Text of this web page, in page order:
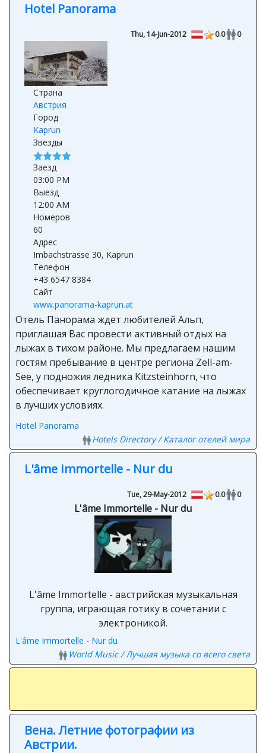
Hotel Panorama
Thu, 14-Jun-2012 0.0 0
Страна
Австрия
Город
Kaprun
Звезды
Заезд
03:00 PM
Выезд
12:00 AM
Номеров
60
Адрес
Imbachstrasse 30, Kaprun
Телефон
+43 6547 8384
Сайт
www.panorama-kaprun.at
Отель Панорама ждет любителей Альп,
приглашая Вас провести активный отдых на
лыжах в тихом районе. Мы предлагаем нашим
гостям пребывание в центре региона Zell-am-
See, у подножия ледника Kitzsteinhorn, что
обеспечивает круглогодичное катание на лыжах
в лучших условиях.
Hotel Panorama
Hotels Directory / Каталог отелей мира
L'âme Immortelle - Nur du
Tue, 29-May-2012 0.0 0
L'âme Immortelle - Nur du
L'âme Immortelle - австрийская музыкальная
группа, играющая готику в сочетании с
электроникой.
L'âme Immortelle - Nur du
World Music / Лучшая музыка со всего света
Вена. Летние фотографии из
Австрии.